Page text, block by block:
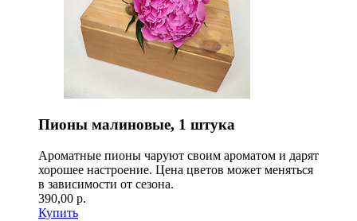
Пионы малиновые, 1 штука
Ароматные пионы чаруют своим ароматом и дарят
хорошее настроение. Цена цветов может меняться
в зависимости от сезона.
390,00 р.
Купить